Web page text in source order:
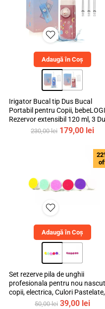
Adaugă în Coș
Irigator Bucal tip Dus Bucal
Portabil pentru Copii,
Rezervor extensibil 120 ml, 3
Incluse, Materiale Non-Toxice
230,00lei Prețul
230,00 lei.
179,00 lei
Adaugă în Coș
Set rezerve pila de unghii
profesionala pentru nou
copii, electrica, Culori Pastelate,
mediLOGIC™
50,00lei Prețul
39,00 lei
Retur produse
Facebook
Instagram